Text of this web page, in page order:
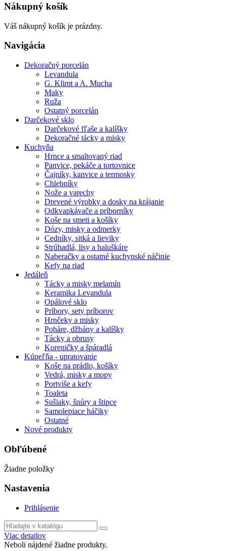
Nákupný košík
Váš nákupný košík je prázdny.
Navigácia
Dekoračný porcelán
Levandula
G. Klimt a A. Mucha
Maky
Ruža
Ostatný porcelán
Darčekové sklo
Darčekové fľaše a kalíšky
Dekoračné tácky a misky
Kuchyňa
Hrnce a smaltovaný riad
Panvice, pekáče a tortovnice
Čajníky, kanvice a termosky
Chlebníky
Nože a varechy
Drevené výrobky a dosky na krájanie
Odkvapkávače a príborníky
Koše na smeti a košíky
Dózy, misky a odmerky
Cedníky, sitká a lieviky
Strúhadlá, lisy a haluškáre
Naberačky a ostatné kuchynské náčinie
Kefy na riad
Jedáleň
Tácky a misky melamín
Keramika Levandula
Opálové sklo
Príbory, sety príborov
Hrnčeky a misky
Poháre, džbány a kalíšky
Tácky a obrusy
Koreničky a špáradlá
Kúpeľňa - upratovanie
Koše na prádlo, košíky
Vedrá, misky a mopy
Portviše a kefy
Toaleta
Sušiaky, šnúry a štipce
Samolepiace háčiky
Ostatné
Nové produkty
Obľúbené
Žiadne položky
Nastavenia
Prihlásenie
Viac detailov
Neboli nájdené žiadne produkty.